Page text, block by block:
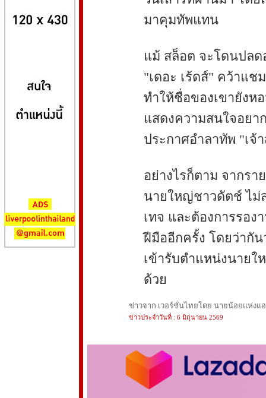
มาคุมทัพแทน
แม้ สล็อต จะโดนปล
"เดอะ เร้ดส์" คว้าแช
ทำให้ชื่อของเขายังห
แสดงความสนใจอยา
ประกาศอำลาทัพ "เจ้
อย่างไรก็ตาม จากรา
นายใหญ่ชาวดัตช์ ไม่
เทจ และต้องการรอง
ฝีมืออีกครั้ง โดยว่ากัน
เข้ารับตำแหน่งนาย
ด้วย
ข่าวจาก เวอร์ชั่นไทยโดย นายน้อยแห่งแ
ข่าวประจำวันที่ : 6 มิถุนายน 2569